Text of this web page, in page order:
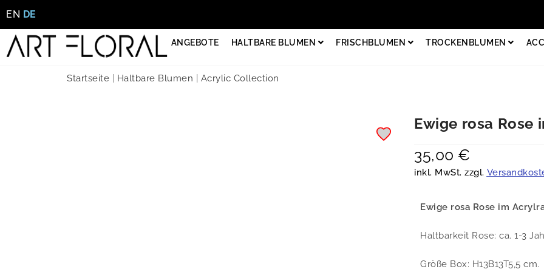
EN DE
ANGEBOTE HALTBARE BLUMEN FRISCHBLUMEN TROCKENBLUMEN
Startseite Haltbare Blumen Acrylic Collection
Ewige rosa Rose
35,00 €
inkl. MwSt. zzgl.
Ewige rosa Rose im
Haltbarkeit Rose: ca. 1-3
Größe Box: H13B13T5,5 cm.